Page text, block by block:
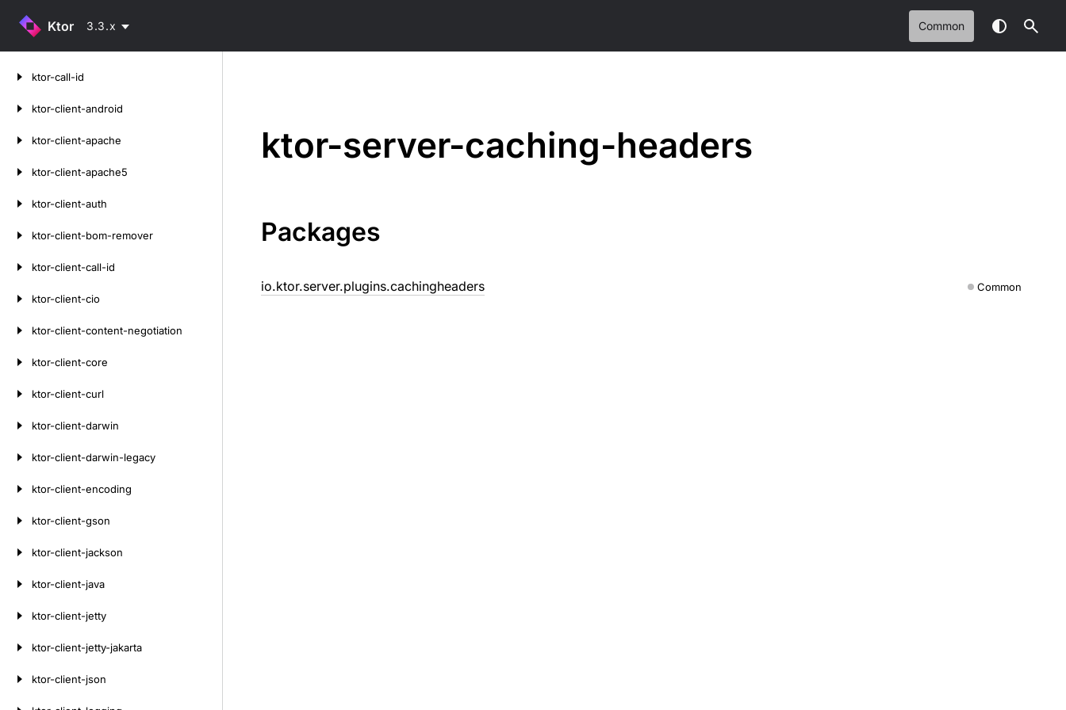
Ktor 3.3.x Common
ktor-call-id
ktor-client-android
ktor-client-apache
ktor-client-apache5
ktor-client-auth
ktor-client-bom-remover
ktor-client-call-id
ktor-client-cio
ktor-client-content-negotiation
ktor-client-core
ktor-client-curl
ktor-client-darwin
ktor-client-darwin-legacy
ktor-client-encoding
ktor-client-gson
ktor-client-jackson
ktor-client-java
ktor-client-jetty
ktor-client-jetty-jakarta
ktor-client-json
ktor-server-caching-headers
Packages
io.ktor.server.plugins.cachingheaders Common